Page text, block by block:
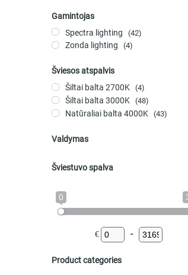
Gamintojas
Spectra lighting
(42)
Zonda lighting (4)
Šviesos atspalvis
Šiltai balta 2700K (4)
Šiltai balta 3000K (48)
Natūraliai balta 4000K (43)
Valdymas
Šviestuvo spalva
Juodas su Baltu (7)
0
€ -
Product categories